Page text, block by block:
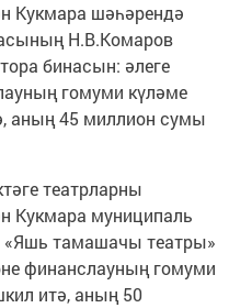
Кукмара шәһәрендә
Н.В.Комаров
бинасын: әлеге
гомуми күләме
аның 45 миллион сумы
театрларны
Кукмара муниципаль
тамашачы театры»
финанслауның гомуми
итә, аның 50